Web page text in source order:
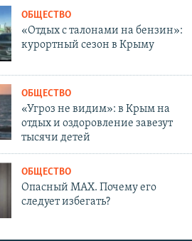
ОБЩЕСТВО
«Отдых с талонами на бензин»:
курортный сезон в Крыму
ОБЩЕСТВО
«Угроз не видим»: в Крым на
отдых и оздоровление завезут
тысячи детей
ОБЩЕСТВО
Опасный MAX. Почему его
следует избегать?